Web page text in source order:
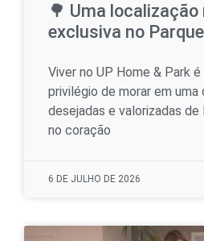
🌳 Uma localização
exclusiva no
Viver no UP Home & Park
privilégio de morar em uma
desejadas e valorizadas
no coração
6 DE JULHO DE 2026